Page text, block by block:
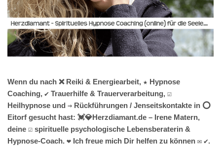
Wenn du nach ❌ Reiki & Energiearbeit, ★ Hypnose
Coaching, ✔️ Trauerhilfe & Trauerverarbeitung, ☑️
Heilhypnose und ⇒ Rückführungen / Jenseitskontakte in ⭕
Eitorf gesucht hast: 💓️💎Herzdiamant.de – Irene Matern,
deine ☑️ spirituelle psychologische Lebensberaterin &
Hypnose-Coach. ❤ Ich freue mich Dir helfen zu können ✉ ✔.